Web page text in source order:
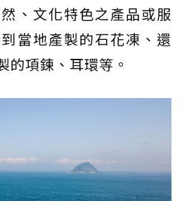
、文化特色之產品或服
當地產製的石花凍、還
的項鍊、耳環等。